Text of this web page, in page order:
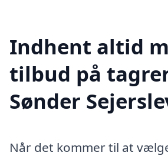
Indhent altid
tilbud på
Sønder
Når det kommer til at